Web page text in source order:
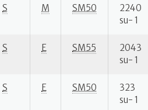
S M SM50
2240
su- 1
S E SM55
2043
su- 1
S E SM50
323
su- 1